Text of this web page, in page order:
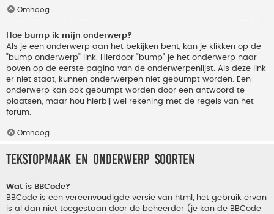
Omhoog
Hoe bump ik mijn onderwerp?
Als je een onderwerp aan het bekijken bent, kan je klikken op de
"bump onderwerp" link. Hierdoor "bump" je het onderwerp naar
boven op de eerste pagina van de onderwerpenlijst. Als deze link
er niet staat, kunnen onderwerpen niet gebumpt worden. Een
onderwerp kan ook gebumpt worden door een antwoord te
plaatsen, maar hou hierbij wel rekening met de regels van het
forum.
Omhoog
Tekstopmaak en onderwerp soorten
Wat is BBCode?
BBCode is een vereenvoudigde versie van html, het gebruik ervan
is al dan niet toegestaan door de beheerder (je kan de BBCode